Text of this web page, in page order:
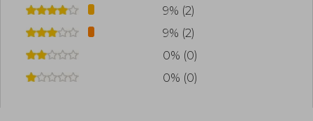
9% (2)
9% (2)
0% (0)
0% (0)